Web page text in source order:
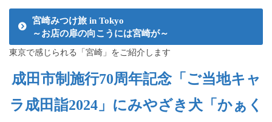
宮崎みつけ旅 in Tokyo
～お店の扉の向こうには宮崎が～
東京で感じられる「宮崎」をご紹介します
成田市制施行70周年記念「ご当地キャ
ラ成田詣2024」にみやざき犬「かぁく